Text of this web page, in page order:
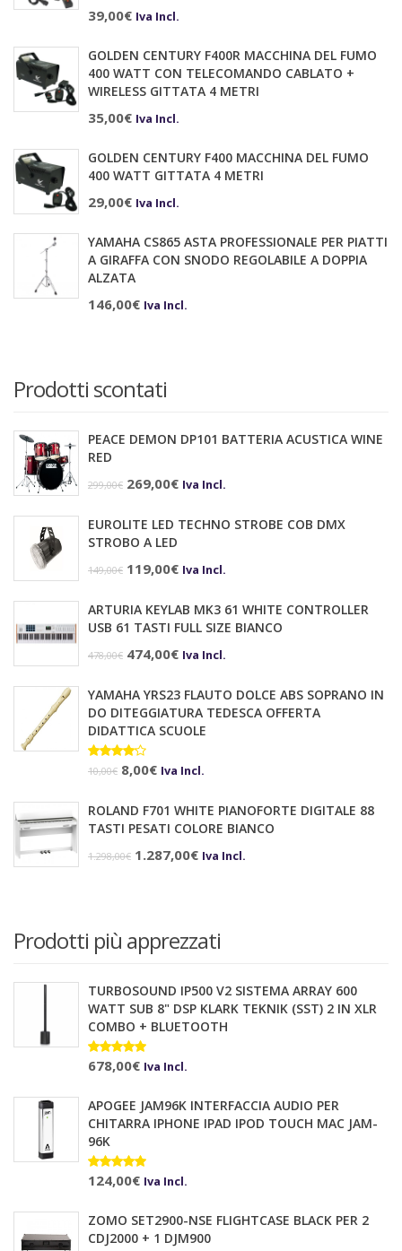
39,00€ Iva Incl.
GOLDEN CENTURY F400R MACCHINA DEL FUMO
400 WATT CON TELECOMANDO CABLATO +
WIRELESS GITTATA 4 METRI
35,00€ Iva Incl.
GOLDEN CENTURY F400 MACCHINA DEL FUMO
400 WATT GITTATA 4 METRI
29,00€ Iva Incl.
YAMAHA CS865 ASTA PROFESSIONALE PER PIATTI
A GIRAFFA CON SNODO REGOLABILE A DOPPIA
ALZATA
146,00€ Iva Incl.
Prodotti scontati
PEACE DEMON DP101 BATTERIA ACUSTICA WINE
RED
299,00€ Il
originale
269,00€Il
attuale
Iva Incl.
EUROLITE LED TECHNO STROBE COB DMX
STROBO A LED
149,00€ Il
originale
119,00€Il
attuale
Iva Incl.
ARTURIA KEYLAB MK3 61 WHITE CONTROLLER
USB 61 TASTI FULL SIZE BIANCO
478,00€ Il
originale
era:
478,00€.
474,00€Il
attuale
è:
Iva Incl.
YAMAHA YRS23 FLAUTO DOLCE ABS SOPRANO IN
DO DITEGGIATURA TEDESCA OFFERTA
DIDATTICA SCUOLE
Valutato
4.00 su
10,00€ Il
originale
8,00€Il
attuale
Iva Incl.
ROLAND F701 WHITE PIANOFORTE DIGITALE 88
TASTI PESATI COLORE BIANCO
1.298,00€ Il
1.298,00€.
1.287,00€Il
1.287,00€.
Iva Incl.
Prodotti più apprezzati
TURBOSOUND IP500 V2 SISTEMA ARRAY 600
WATT SUB 8" DSP KLARK TEKNIK (SST) 2 IN XLR
COMBO + BLUETOOTH
Valutato 10.00su 5
678,00€ Iva Incl.
APOGEE JAM96K INTERFACCIA AUDIO PER
CHITARRA IPHONE IPAD IPOD TOUCH MAC JAM-
96K
Valutato
5.00su 5
124,00€ Iva Incl.
ZOMO SET2900-NSE FLIGHTCASE BLACK PER 2
CDJ2000 + 1 DJM900